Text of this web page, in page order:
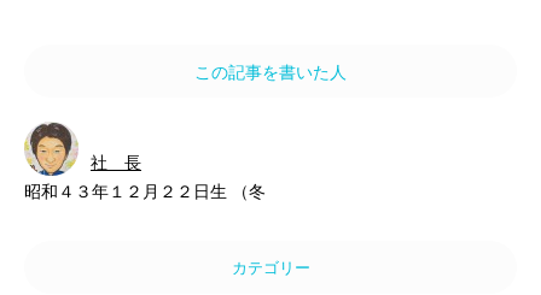
この記事を書いた人
社 長
昭和４３年１２月２２日生 （冬
カテゴリー